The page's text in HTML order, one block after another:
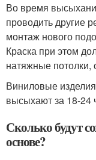
Во время
проводить другие
монтаж нового
Краска при этом
натяжные потолки,
Виниловые
высыхают за 18-24
Сколько будут
основе?